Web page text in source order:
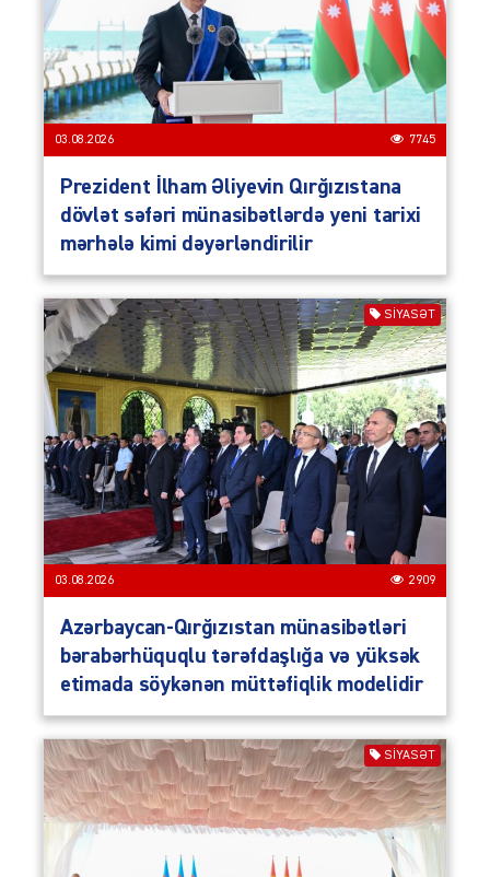
03.08.2026 7745
Prezident İlham Əliyevin Qırğızıstana
dövlət səfəri münasibətlərdə yeni tarixi
mərhələ kimi dəyərləndirilir
SIYASƏT
03.08.2026 2909
Azərbaycan-Qırğızıstan münasibətləri
bərabərhüquqlu tərəfdaşlığa və yüksək
etimada söykənən müttəfiqlik modelidir
SIYASƏT